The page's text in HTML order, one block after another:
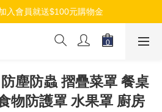
入會員就送$100元購物金
入會員就送$100元購物金
好友加入會員再拿$50折扣金
塵防蟲 摺疊菜罩 餐桌
物防護罩 水果罩 廚房